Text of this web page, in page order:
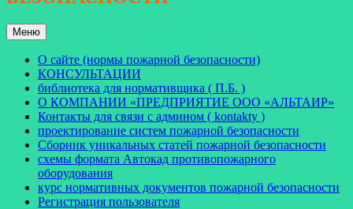
Меню
О сайте (нормы пожарной безопасности)
КОНСУЛЬТАЦИИ
библиотека для нормативщика ( П.Б. )
О КОМПАНИИ «ПРЕДПРИЯТИЕ ООО «АЛЬТАИР»
Контакты для связи с админом ( kontakty )
проектирование систем пожарной безопасности
Сборник уникальных статей пожарной безопасности
схемы формата Автокад противопожарного
оборудования
курс нормативных документов пожарной безопасности
Регистрация пользователя